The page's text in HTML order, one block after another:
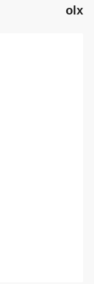
olx